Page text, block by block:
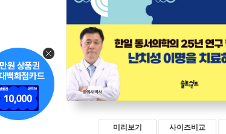
미리보기 사이즈비교